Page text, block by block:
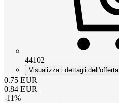
44102
Visualizza i dettagli dell'offerta
0.75 EUR
0.84 EUR
-11%